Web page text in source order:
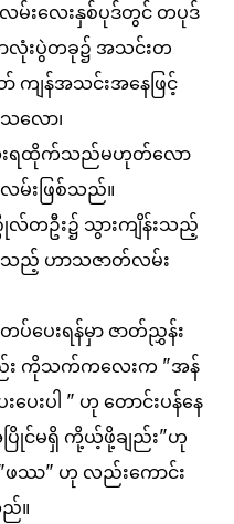
းလေးနှစ်ပုဒ်တွင် တပုဒ်
လုံးပွဲတခု၌ အသင်းတ
ကျန်အသင်းအနေဖြင့်
ော၊
ရထိုက်သည်မဟုတ်လော
မ်းဖြစ်သည်။
တဦး၌ သွားကျိန်းသည့်
းသည့် ဟာသဇာတ်လမ်း
ပေးရန်မှာ ဇာတ်ညွှန်း
း ကိုသက်ကလေးက "အန်
ေးပါ " ဟု တောင်းပန်နေ
ြိုင်မရှိ ကို့ယ့်ဖို့ချည်း"ဟု
ဖဿ" ဟု လည်းကောင်း
။